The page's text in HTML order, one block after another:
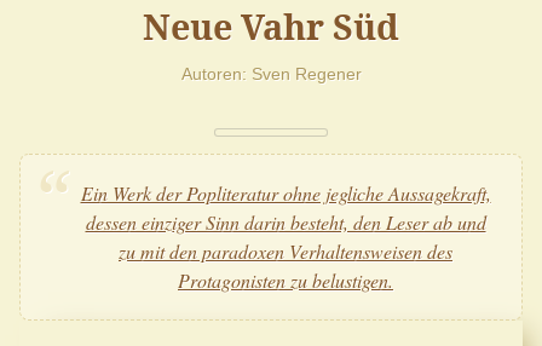
Neue Vahr Süd
Autoren Sven Regener
Ein Werk der Popliteratur ohne jegliche Aussagekraft,
dessen einziger Sinn darin besteht, den Leser ab und
zu mit den paradoxen Verhaltensweisen des
Protagonisten zu belustigen.